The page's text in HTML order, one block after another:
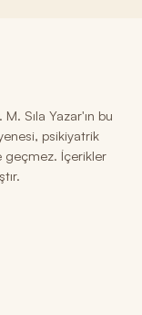
Sıla Yazar'ın bu
psikiyatrik
geçmez. İçerikler